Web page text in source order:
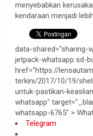
menyebabkan
kendaraan menjadi
data-shared="sharing-
jetpack-whatsapp sd-
href="https://
terkini/2017/10/19/
untuk-pastikan-
whatsapp"
whatsapp-6765" >
Telegram